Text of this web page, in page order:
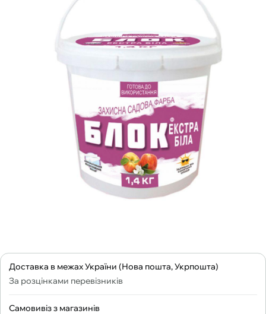
Доставка в межах України (Нова пошта, Укрпошта)
За розцінками перевізників
Самовивіз з магазинів